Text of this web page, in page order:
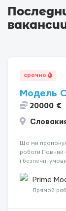
срочно
Модель
20000 €
Що ми
роботи.Повний
і безпечні
вакансія —
Prime
Прямой